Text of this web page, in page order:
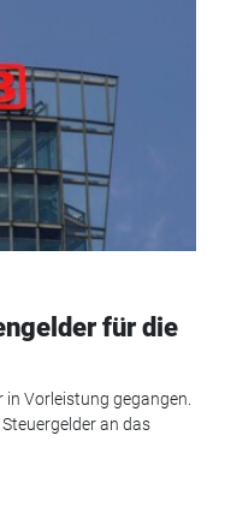
für die
in Vorleistung gegangen.
an das